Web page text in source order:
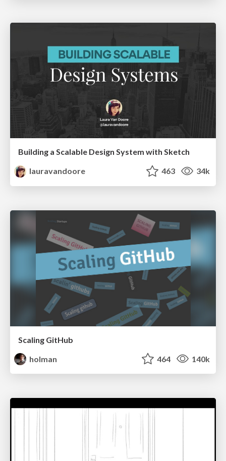
Building a Scalable Design System with Sketch
lauravandoore
463 34k
Scaling GitHub
holman
464 140k